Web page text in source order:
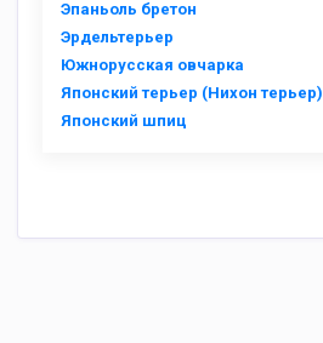
Эпаньоль бретон
Эрдельтерьер
Южнорусская овчарка
Японский терьер (Нихон терьер)
Японский шпиц